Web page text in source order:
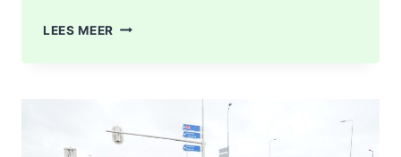
LEES MEER STROOMSTORING